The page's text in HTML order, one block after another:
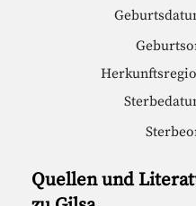
Quellen und